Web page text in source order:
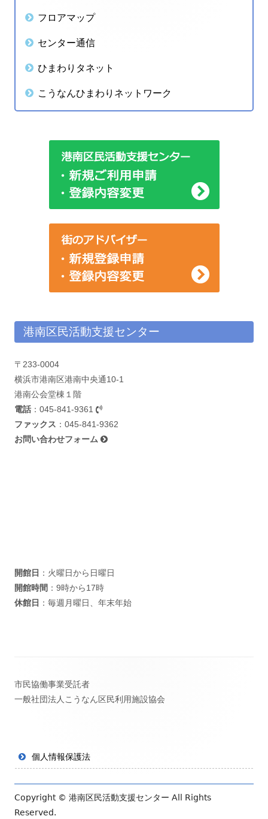
ン
ン
サ
イ
ド
バ
フロアマップ
センター通信
ひまわりタネット
こうなんひまわりネットワーク
港南区民活動支援センター
〒233-0004
横浜市港南区港南中央通10-1
港南公会堂棟１階
電話 ： 045-841-9361
ファックス ：045-841-9362
お問い合わせフォーム
開館日 ：火曜日から日曜日
開館時間 ：9時から17時
休館日 ：毎週月曜日、年末年始
ッ
コ
テ
市民協働事業受託者
一般社団法人こうなん区民利用施設協会
個人情報保護法
Copyright © 港南区民活動支援センター All Rights
Reserved.